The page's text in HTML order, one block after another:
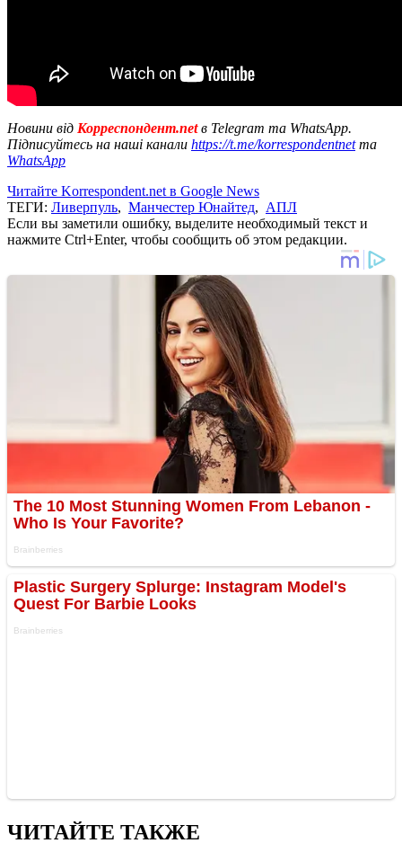
Новини від Корреспондент.netв Telegram та WhatsApp.
Підписуйтесь на наші канали https://t.me/korrespondentnetта
WhatsApp
Читайте Korrespondent.net в Google News
ТЕГИ: Ливерпуль, Манчестер Юнайтед, АПЛ
Если вы заметили ошибку, выделите необходимый текст и
нажмите Ctrl+Enter, чтобы сообщить об этом редакции.
ЧИТАЙТЕ ТАКЖЕ